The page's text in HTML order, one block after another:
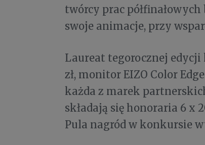
twórcy prac
swoje animacje, przy
Laureat tegorocznej edycji
zł, monitor EIZO Color
każda z marek
składają się honoraria 6 x
Pula nagród w konkursie